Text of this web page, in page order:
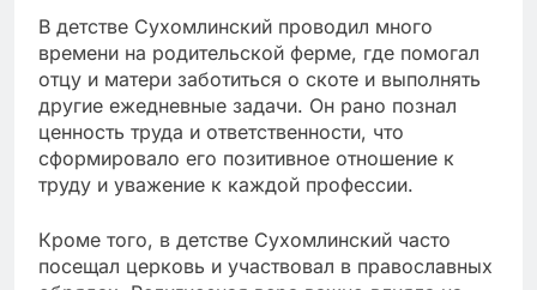
В детстве Сухомлинский проводил много
времени на родительской ферме, где помогал
отцу и матери заботиться о скоте и выполнять
другие ежедневные задачи. Он рано познал
ценность труда и ответственности, что
сформировало его позитивное отношение к
труду и уважение к каждой профессии.
Кроме того, в детстве Сухомлинский часто
посещал церковь и участвовал в православных